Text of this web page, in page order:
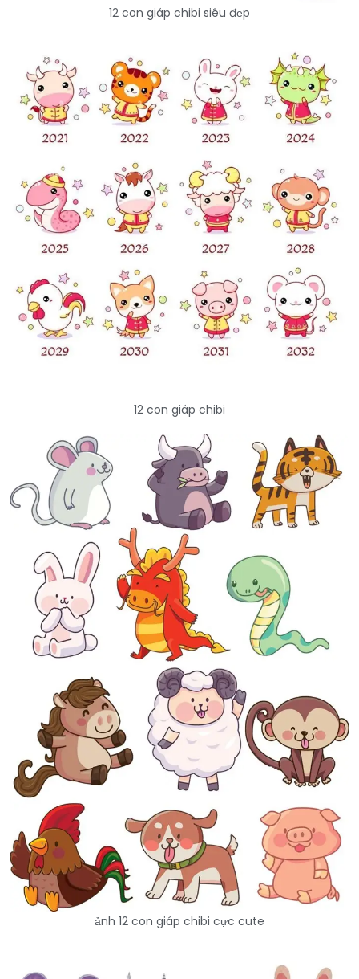
12 con giáp chibi siêu đẹp
12 con giáp chibi
ảnh 12 con giáp chibi cực cute